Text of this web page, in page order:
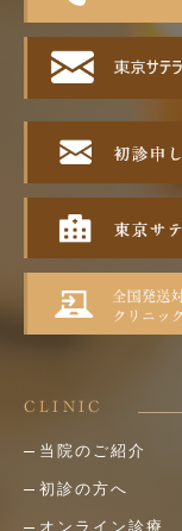
CLINIC
当院のご紹介
初診の方へ
オンライン診療